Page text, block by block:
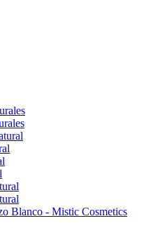
Blanco - Mistic Cosmetics